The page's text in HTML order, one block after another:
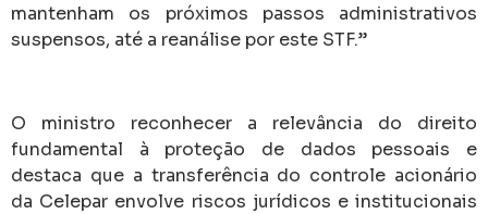
mantenham os próximos passos administrativos
suspensos, até a reanálise por este STF.”
O ministro reconhecer a relevância do direito
fundamental à proteção de dados pessoais e
destaca que a transferência do controle acionário
da Celepar envolve riscos jurídicos e institucionais